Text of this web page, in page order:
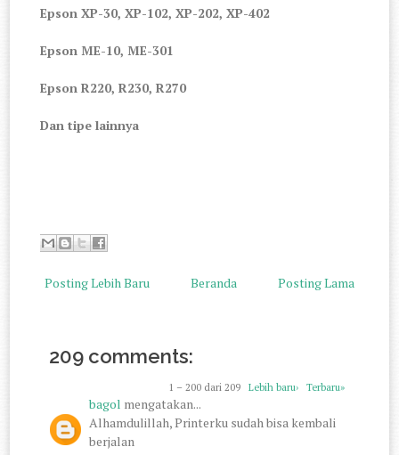
Epson XP-30, XP-102, XP-202, XP-402
Epson ME-10, ME-301
Epson R220, R230, R270
Dan tipe lainnya
Posting Lebih Baru Posting Lama
Beranda
209 comments:
1 – 200 dari 209 Lebih baru› Terbaru»
bagol mengatakan...
Alhamdulillah, Printerku sudah bisa kembali
berjalan